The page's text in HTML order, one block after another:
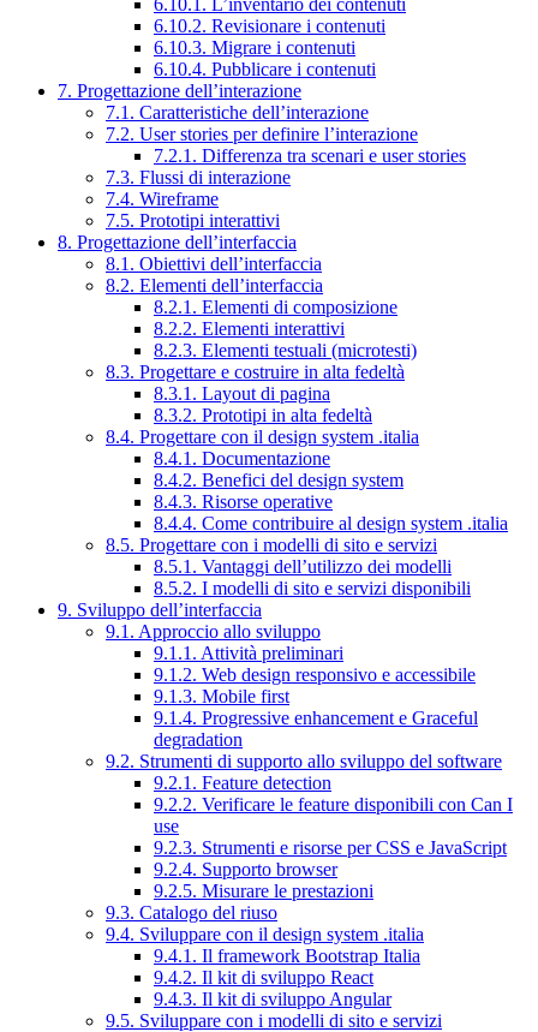
6.10.1. L’inventario dei contenuti
6.10.2. Revisionare i contenuti
6.10.3. Migrare i contenuti
6.10.4. Pubblicare i contenuti
7. Progettazione dell’interazione
7.1. Caratteristiche dell’interazione
7.2. User stories per definire l’interazione
7.2.1. Differenza tra scenari e user stories
7.3. Flussi di interazione
7.4. Wireframe
7.5. Prototipi interattivi
8. Progettazione dell’interfaccia
8.1. Obiettivi dell’interfaccia
8.2. Elementi dell’interfaccia
8.2.1. Elementi di composizione
8.2.2. Elementi interattivi
8.2.3. Elementi testuali (microtesti)
8.3. Progettare e costruire in alta fedeltà
8.3.1. Layout di pagina
8.3.2. Prototipi in alta fedeltà
8.4. Progettare con il design system .italia
8.4.1. Documentazione
8.4.2. Benefici del design system
8.4.3. Risorse operative
8.4.4. Come contribuire al design system .italia
8.5. Progettare con i modelli di sito e servizi
8.5.1. Vantaggi dell’utilizzo dei modelli
8.5.2. I modelli di sito e servizi disponibili
9. Sviluppo dell’interfaccia
9.1. Approccio allo sviluppo
9.1.1. Attività preliminari
9.1.2. Web design responsivo e accessibile
9.1.3. Mobile first
9.1.4. Progressive enhancement e Graceful
degradation
9.2. Strumenti di supporto allo sviluppo del software
9.2.1. Feature detection
9.2.2. Verificare le feature disponibili con Can I
use
9.2.3. Strumenti e risorse per CSS e JavaScript
9.2.4. Supporto browser
9.2.5. Misurare le prestazioni
9.3. Catalogo del riuso
9.4. Sviluppare con il design system .italia
9.4.1. Il framework Bootstrap Italia
9.4.2. Il kit di sviluppo React
9.4.3. Il kit di sviluppo Angular
9.5. Sviluppare con i modelli di sito e servizi